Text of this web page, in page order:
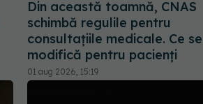
Din această toamnă, CNAS
schimbă regulile pentru
consultațiile medicale. Ce se
modifică pentru pacienți
01 aug 2026, 15:19